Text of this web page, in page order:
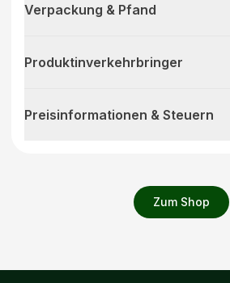
Zum Shop
Verpackung & Pfand
Produktinverkehrbringer
Preisinformationen & Steuern